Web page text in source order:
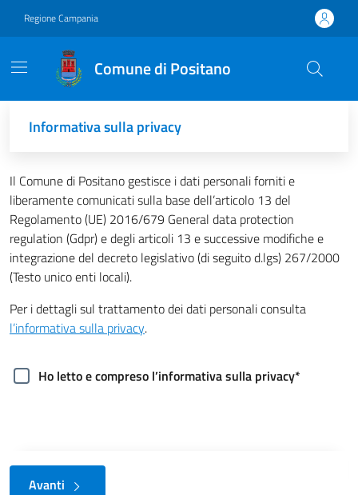
Regione Campania
Comune di Positano
Informativa sulla privacy
Dati Generali
Luogo
Data e orario
Dettagli appuntamento
Riepilogo
Il Comune di Positano gestisce i dati personali forniti e
liberamente comunicati sulla base dell’articolo 13 del
Regolamento (UE) 2016/679 General data protection
regulation (Gdpr) e degli articoli 13 e successive modifiche e
integrazione del decreto legislativo (di seguito d.lgs) 267/2000
(Testo unico enti locali).
Per i dettagli sul trattamento dei dati personali consulta
l’informativa sulla privacy.
Ho letto e compreso l’informativa sulla privacy*
Avanti